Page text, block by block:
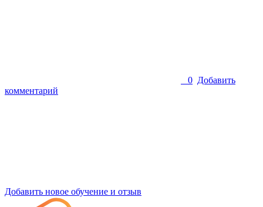
0 Добавить
комментарий
Добавить новое обучение и отзыв